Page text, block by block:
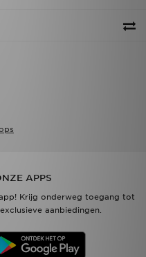
APPS
Krijg onderweg toegang tot
aanbiedingen.